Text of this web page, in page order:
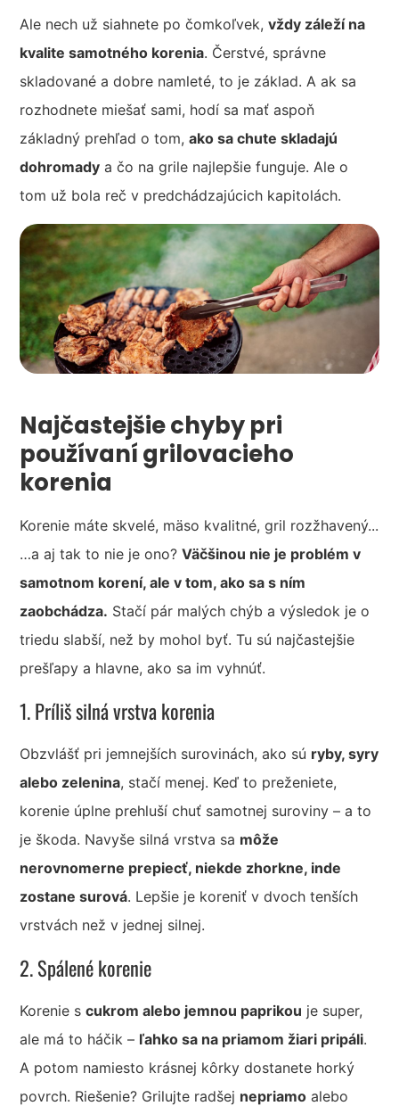
Ale nech už siahnete po čomkoľvek,vždy záleží na
kvalite samotného korenia. Čerstvé, správne
skladované a dobre namleté, to je základ. A ak sa
rozhodnete miešať sami, hodí sa mať aspoň
základný prehľad o tom,ako sa chute skladajú
dohromady a čo na grile najlepšie funguje. Ale o
tom už bola reč v predchádzajúcich kapitolách.
Najčastejšie chyby pri
používaní grilovacieho
korenia
Korenie máte skvelé, mäso kvalitné, gril rozžhavený...
…a aj tak to nie je ono?Väčšinou nie je problém v
samotnom korení, ale v tom, ako sa s ním
zaobchádza. Stačí pár malých chýb a výsledok je o
triedu slabší, než by mohol byť. Tu sú najčastejšie
prešľapy a hlavne, ako sa im vyhnúť.
1. Príliš silná vrstva korenia
Obzvlášť pri jemnejších surovinách, ako sú ryby, syry
alebo zelenina, stačí menej. Keď to preženiete,
korenie úplne prehluší chuť samotnej suroviny – a to
je škoda. Navyše silná vrstva sa môže
nerovnomerne prepiecť, niekde zhorkne, inde
zostane surová. Lepšie je koreniť v dvoch tenších
vrstvách než v jednej silnej.
2. Spálené korenie
Korenie scukrom alebo jemnou paprikou je super,
ale má to háčik – ľahko sa na priamom žiari pripáli.
A potom namiesto krásnej kôrky dostanete horký
povrch. Riešenie? Grilujte radšej nepriamo alebo